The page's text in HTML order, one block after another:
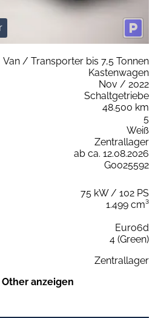
Van / Transporter bis 7,5 Tonnen
Kastenwagen
Nov / 2022
Schaltgetriebe
48.500 km
5
Weiß
Zentrallager
ab ca. 12.08.2026
G0025592
75 kW / 102 PS
1.499 cm³
Euro6d
4 (Green)
Zentrallager
anzeigen